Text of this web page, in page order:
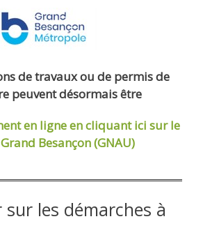
de travaux ou de permis de
peuvent désormais être
en ligneen cliquant ici sur le
Besançon (GNAU)
les démarches à